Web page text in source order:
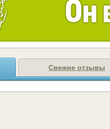
Свежие отзывы